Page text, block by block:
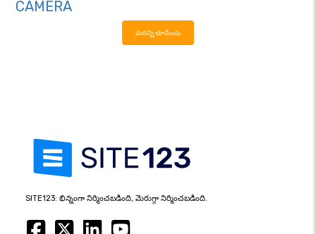
CAMERA
మరిన్ని చూపించు
SITE123: భిన్నంగా నిర్మించబడింది, మెరుగ్గా నిర్మించబడింది.